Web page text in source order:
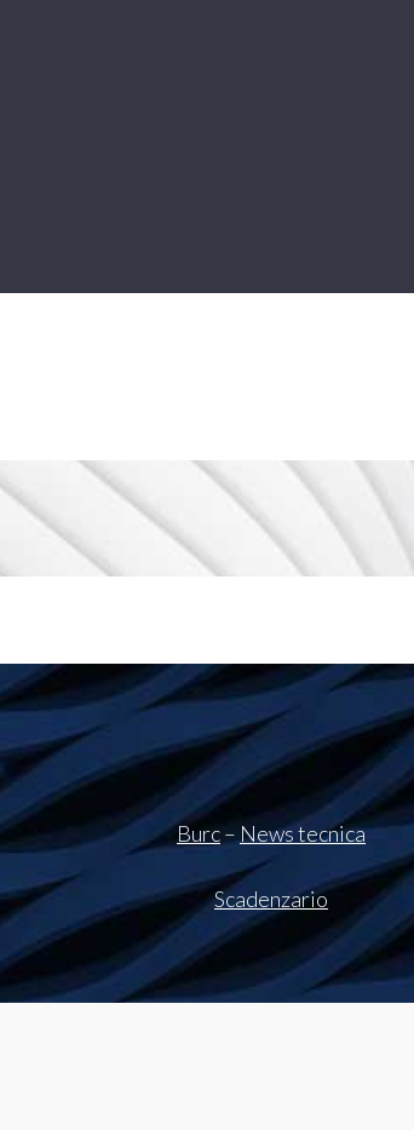
Burc– News tecnica
Scadenzario